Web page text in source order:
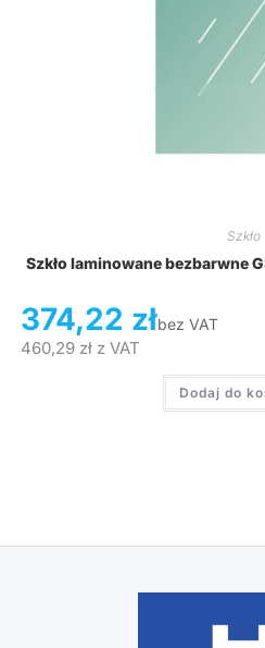
Szkło
Szkło laminowane bezbarwne
374,22 złbez VAT
460,29 złz VAT
Dodaj do